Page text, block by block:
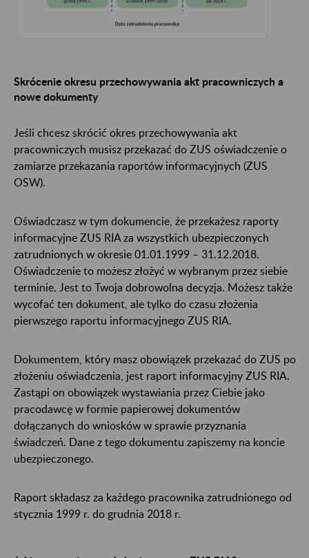
Skrócenie okresu przechowywania akt pracowniczych a
nowe dokumenty
Jeśli chcesz skrócić okres przechowywania akt
pracowniczych musisz przekazać do ZUS oświadczenie o
zamiarze przekazania raportów informacyjnych (ZUS
OSW).
Oświadczasz w tym dokumencie, że przekażesz raporty
informacyjne ZUS RIA za wszystkich ubezpieczonych
zatrudnionych w okresie 01.01.1999 – 31.12.2018.
Oświadczenie to możesz złożyć w wybranym przez siebie
terminie. Jest to Twoja dobrowolna decyzja. Możesz także
wycofać ten dokument, ale tylko do czasu złożenia
pierwszego raportu informacyjnego ZUS RIA.
Dokumentem, który masz obowiązek przekazać do ZUS po
złożeniu oświadczenia, jest raport informacyjny ZUS RIA.
Zastąpi on obowiązek wystawiania przez Ciebie jako
pracodawcę w formie papierowej dokumentów
dołączanych do wniosków w sprawie przyznania
świadczeń. Dane z tego dokumentu zapiszemy na koncie
ubezpieczonego.
Raport składasz za każdego pracownika zatrudnionego od
stycznia 1999 r. do grudnia 2018 r.